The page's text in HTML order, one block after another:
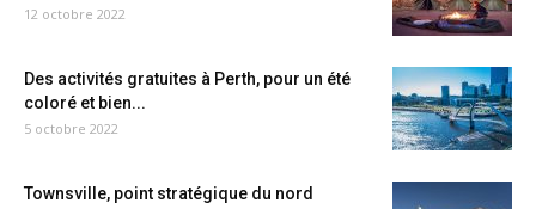
12 octobre 2022
Des activités gratuites à Perth, pour un été
coloré et bien...
5 octobre 2022
Townsville, point stratégique du nord